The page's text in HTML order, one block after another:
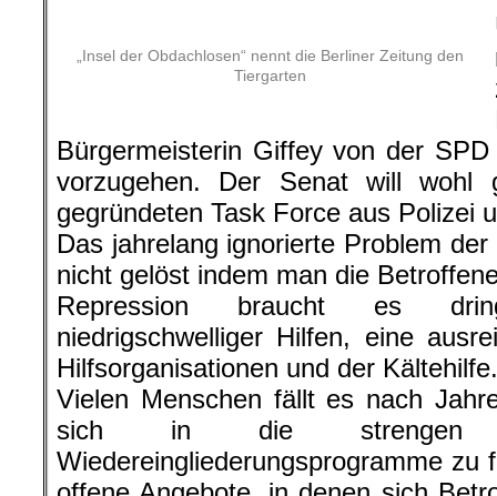
„Insel der Obdachlosen“ nennt die Berliner Zeitung den
Tiergarten
Bürgermeisterin Giffey von der
vorzugehen. Der Senat will
gegründeten Task Force aus Polizei
Das jahrelang ignorierte Problem
nicht gelöst indem man die
Repression braucht es
niedrigschwelliger Hilfen, eine
Hilfsorganisationen und der Kältehilfe.
Vielen Menschen fällt es nach
sich in die strengen
Wiedereingliederungsprogramme zu